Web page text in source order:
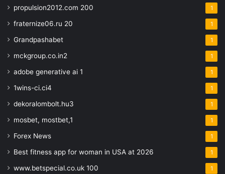
propulsion2012.com 200 1
fraternize06.ru 20 1
Grandpashabet 1
mckgroup.co.in2 1
adobe generative ai 1 1
1wins-ci.ci4 1
dekoralombolt.hu3 1
mosbet, mostbet,1 1
Forex News 1
Best fitness app for woman in USA at 2026 1
www.betspecial.co.uk 100 1